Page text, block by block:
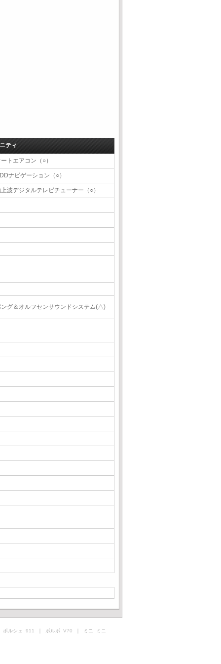
ティ
トエアコン（○）
ナビゲーション（○）
波デジタルテレビチューナー（○）
ング＆オルフセンサウンドシステム(△)
ルシェ 911 ｜ ボルボ V70 ｜ ミニ ミニ